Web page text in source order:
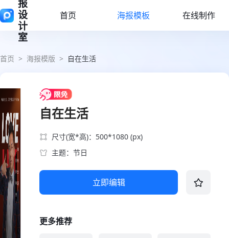
报
设
计
室
首页 海报模板 在线制作
首页 > 海报模版 > 自在生活
自在生活
尺寸(宽*高)：500*1080 (px)
主题：节日
立即编辑
更多推荐